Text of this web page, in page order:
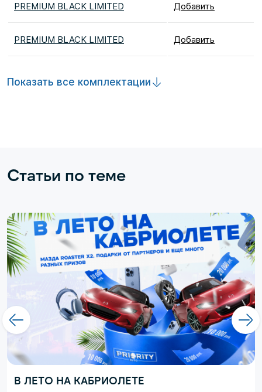
PREMIUM BLACK LIMITED Добавить
PREMIUM BLACK LIMITED Добавить
Показать все комплектации
Статьи по теме
В ЛЕТО НА КАБРИОЛЕТЕ